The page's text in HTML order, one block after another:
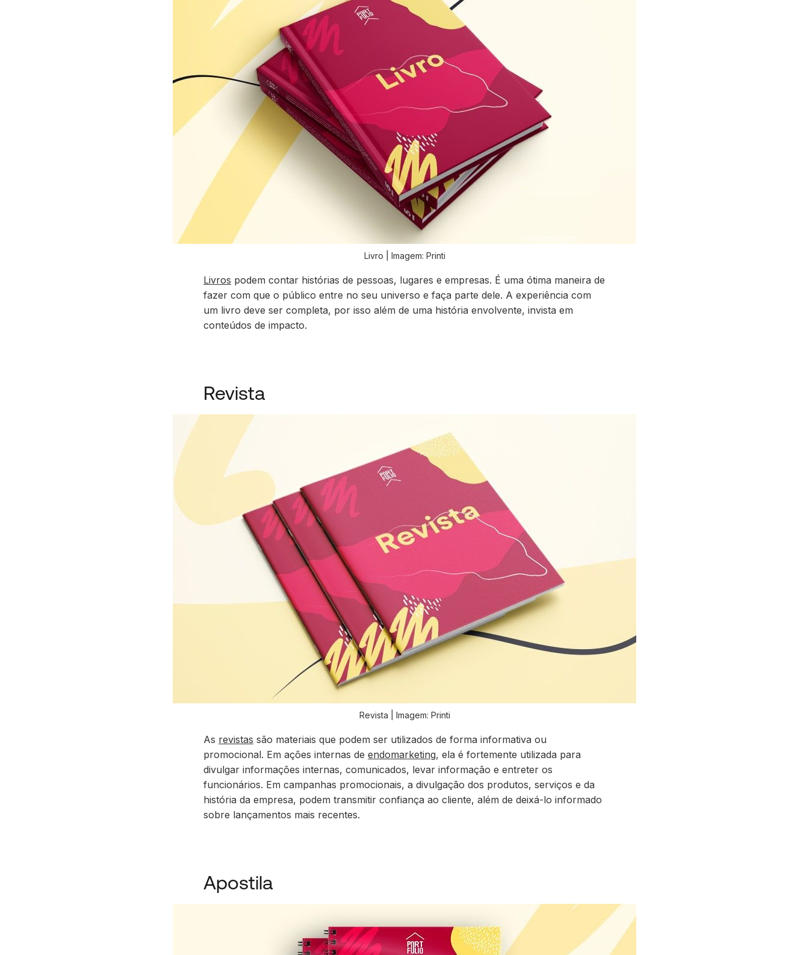
Livro | Imagem: Printi
Livros podem contar histórias de pessoas, lugares e empresas. É uma ótima maneira de
fazer com que o público entre no seu universo e faça parte dele. A experiência com
um livro deve ser completa, por isso além de uma história envolvente, invista em
conteúdos de impacto.
Revista
Revista | Imagem: Printi
As revistas são materiais que podem ser utilizados de forma informativa ou
promocional. Em ações internas de endomarketing, ela é fortemente utilizada para
divulgar informações internas, comunicados, levar informação e entreter os
funcionários. Em campanhas promocionais, a divulgação dos produtos, serviços e da
história da empresa, podem transmitir confiança ao cliente, além de deixá-lo informado
sobre lançamentos mais recentes.
Apostila